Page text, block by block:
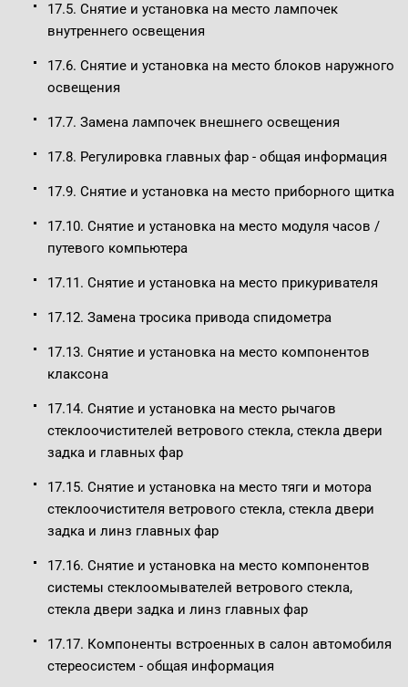
17.5. Снятие и установка на место лампочек
внутреннего освещения
17.6. Снятие и установка на место блоков наружного
освещения
17.7. Замена лампочек внешнего освещения
17.8. Регулировка главных фар - общая информация
17.9. Снятие и установка на место приборного щитка
17.10. Снятие и установка на место модуля часов /
путевого компьютера
17.11. Снятие и установка на место прикуривателя
17.12. Замена тросика привода спидометра
17.13. Снятие и установка на место компонентов
клаксона
17.14. Снятие и установка на место рычагов
стеклоочистителей ветрового стекла, стекла двери
задка и главных фар
17.15. Снятие и установка на место тяги и мотора
стеклоочистителя ветрового стекла, стекла двери
задка и линз главных фар
17.16. Снятие и установка на место компонентов
системы стеклоомывателей ветрового стекла,
стекла двери задка и линз главных фар
17.17. Компоненты встроенных в салон автомобиля
стереосистем - общая информация